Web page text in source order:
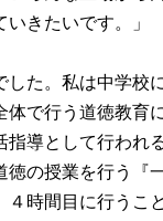
きたいです。」
した。私は中学校
体で行う道徳教育
指導として行われ
徳の授業を行う『
時間目に行うこと